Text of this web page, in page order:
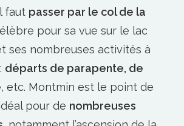
faut passer par le col de la
pour sa vue sur le lac
ses nombreuses activités à
: départs de parapente, de
, etc. Montmin est le point de
pour de nombreuses